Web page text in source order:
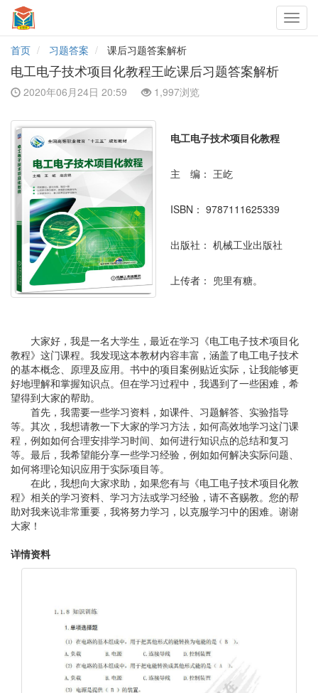
首页
习题答案 课后习题答案解析
电工电子技术项目化教程王屹课后习题答案解析
2020年06月24日 20:59 1,997浏览
电工电子技术项目化教程
主 编： 王屹
ISBN： 9787111625339
出版社： 机械工业出版社
上传者： 兜里有糖。
大家好，我是一名大学生，最近在学习《电工电子技术项目化
教程》这门课程。我发现这本教材内容丰富，涵盖了电工电子技术
的基本概念、原理及应用。书中的项目案例贴近实际，让我能够更
好地理解和掌握知识点。但在学习过程中，我遇到了一些困难，希
望得到大家的帮助。
首先，我需要一些学习资料，如课件、习题解答、实验指导
等。其次，我想请教一下大家的学习方法，如何高效地学习这门课
程，例如如何合理安排学习时间、如何进行知识点的总结和复习
等。最后，我希望能分享一些学习经验，例如如何解决实际问题、
如何将理论知识应用于实际项目等。
在此，我想向大家求助，如果您有与《电工电子技术项目化教
程》相关的学习资料、学习方法或学习经验，请不吝赐教。您的帮
助对我来说非常重要，我将努力学习，以克服学习中的困难。谢谢
大家！
详情资料